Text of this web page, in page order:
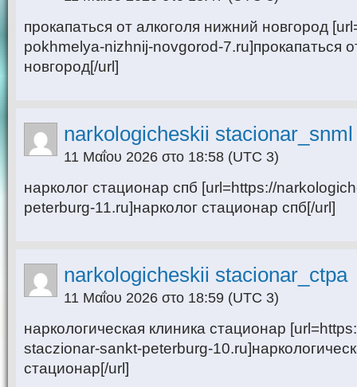
прокапаться от алкоголя нижний новгород
pokhmelya-nizhnij-novgorod-7.ru]прокапаться
новгород[/url]
narkologicheskii stacionar_snml
11 Μαΐου 2026 στο 18:58 (UTC 3)
нарколог стационар спб [url=https://
peterburg-11.ru]нарколог стационар спб[/url]
narkologicheskii stacionar_ctpa
11 Μαΐου 2026 στο 18:59 (UTC 3)
наркологическая клиника стационар
staczionar-sankt-peterburg-
стационар[/url]